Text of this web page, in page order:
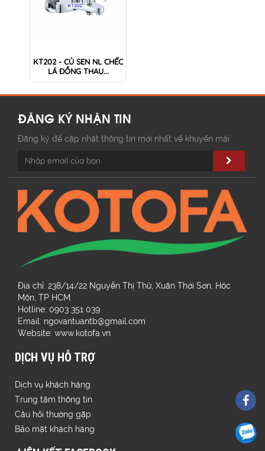
KT202 - CỦ SEN NL CHẾC
LÁ ĐỒNG THAU...
ĐĂNG KÝ NHẬN TIN
Đăng ký để cập nhật thông tin mới nhất về khuyến mãi
Địa chỉ: 238/14/22 Nguyễn Thị Thử, Xuân Thới Sơn, Hóc
Môn, TP HCM
Hotline: 0903 351 039
Email: ngovantuantb@gmail.com
Website: www.kotofa.vn
DỊCH VỤ HỖ TRỢ
Dịch vụ khách hàng
Trung tâm thông tin
Câu hỏi thường gặp
Bảo mật khách hàng